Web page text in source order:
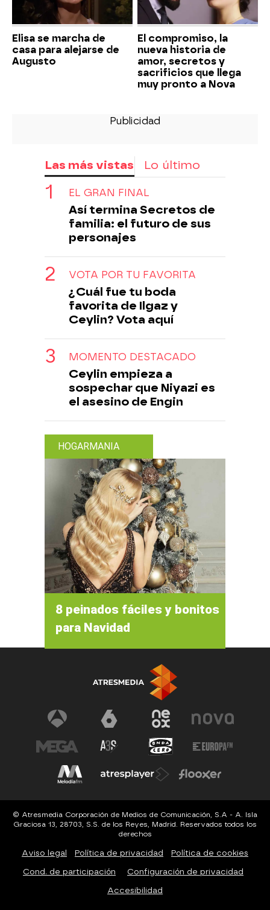
Elisa se marcha de
casa para alejarse de
Augusto
El compromiso, la
nueva historia de
amor, secretos y
sacrificios que llega
muy pronto a Nova
Las más vistas Lo último
EL GRAN FINAL
Así termina Secretos de
familia: el futuro de sus
personajes
VOTA POR TU FAVORITA
¿Cuál fue tu boda
favorita de Ilgaz y
Ceylin? Vota aquí
MOMENTO DESTACADO
Ceylin empieza a
sospechar que Niyazi es
el asesino de Engin
HOGARMANIA
8 peinados fáciles y bonitos
para Navidad
© Atresmedia Corporación de Medios de Comunicación, S.A - A. Isla
Graciosa 13, 28703, S.S. de los Reyes, Madrid. Reservados todos los
derechos
Aviso legal Política de privacidad Política de cookies
Cond. de participación Configuración de privacidad
Accesibilidad